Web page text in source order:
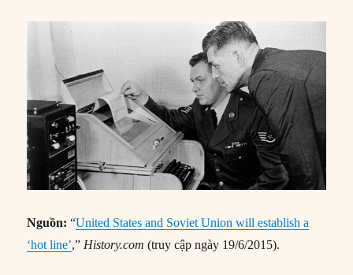
Nguồn: “United States and Soviet Union will establish a
‘hot line’,”History.com (truy cập ngày 19/6/2015).